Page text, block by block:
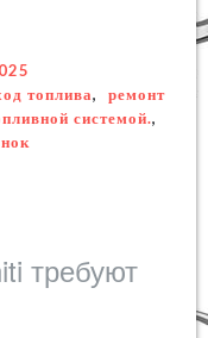
топлива,
ремонт
системой.,
требуют